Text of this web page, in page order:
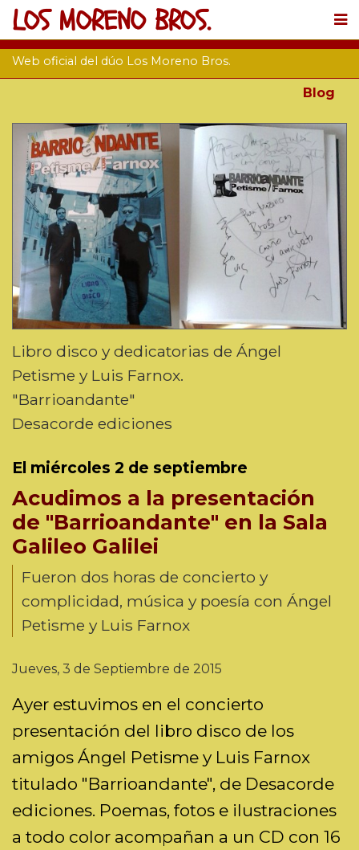
LOS MORENO BROS.
Web oficial del dúo Los Moreno Bros.
Blog
Libro disco y dedicatorias de Ángel
Petisme y Luis Farnox.
"Barrioandante"
Desacorde ediciones
El miércoles 2 de septiembre
Acudimos a la presentación
de "Barrioandante" en la Sala
Galileo Galilei
Fueron dos horas de concierto y
complicidad, música y poesía con Ángel
Petisme y Luis Farnox
Jueves, 3 de Septiembre de 2015
Ayer estuvimos en el concierto
presentación del libro disco de los
amigos Ángel Petisme y Luis Farnox
titulado "Barrioandante", de Desacorde
ediciones. Poemas, fotos e ilustraciones
a todo color acompañan a un CD con 16